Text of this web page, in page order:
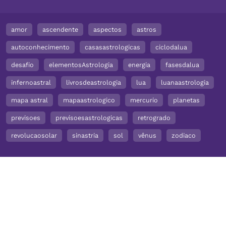
amor ascendente aspectos astros
autoconhecimento casasastrologicas ciclodalua
desafio elementosAstrologia energia fasesdalua
infernoastral livrosdeastrologia lua luanaastrologia
mapa astral mapaastrologico mercurio planetas
previsoes previsoesastrologicas retrogrado
revolucaosolar sinastria sol vênus zodiaco